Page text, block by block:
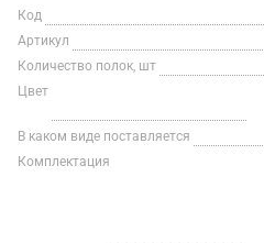
Код
Артикул
Количество полок, шт
Цвет
В каком виде поставляется
Комплектация